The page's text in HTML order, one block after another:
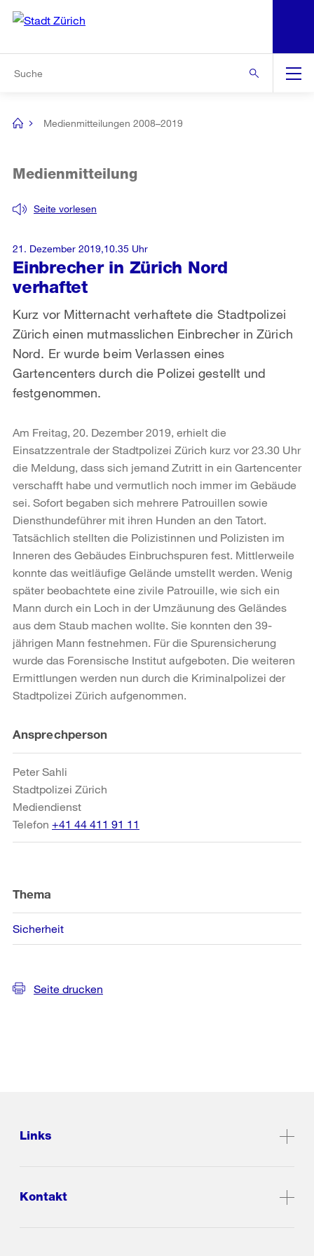
Navigation
[no
Medienmitteilungen 2008–2019
Einbrecher in Zürich Nord
verhaftet
Seite vorlesen
Medienmitteilung
Kurz vor Mitternacht verhaftete die Stadtpolizei
Zürich einen mutmasslichen Einbrecher in Zürich
Nord. Er wurde beim Verlassen eines
Gartencenters durch die Polizei gestellt und
festgenommen.
21. Dezember 2019,10.35 Uhr
Am Freitag, 20. Dezember 2019, erhielt die
Einsatzzentrale der Stadtpolizei Zürich kurz vor 23.30 Uhr
die Meldung, dass sich jemand Zutritt in ein Gartencenter
verschafft habe und vermutlich noch immer im Gebäude
sei. Sofort begaben sich mehrere Patrouillen sowie
Diensthundeführer mit ihren Hunden an den Tatort.
Tatsächlich stellten die Polizistinnen und Polizisten im
Inneren des Gebäudes Einbruchspuren fest. Mittlerweile
konnte das weitläufige Gelände umstellt werden. Wenig
später beobachtete eine zivile Patrouille, wie sich ein
Mann durch ein Loch in der Umzäunung des Geländes
aus dem Staub machen wollte. Sie konnten den 39-
jährigen Mann festnehmen. Für die Spurensicherung
wurde das Forensische Institut aufgeboten. Die weiteren
Ermittlungen werden nun durch die Kriminalpolizei der
Stadtpolizei Zürich aufgenommen.
Weitere
Informationen
Ansprechperson
Peter Sahli
Stadtpolizei Zürich
Mediendienst
Telefon +41 44 411 91 11
Thema
Sicherheit
Seite drucken
Links
Kontakt